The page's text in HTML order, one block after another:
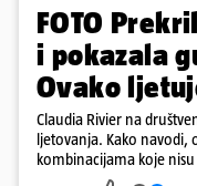
FOTO
i pokazala
Ovako
Claudia Rivier na
ljetovanja. Kako navodi,
kombinacijama koje